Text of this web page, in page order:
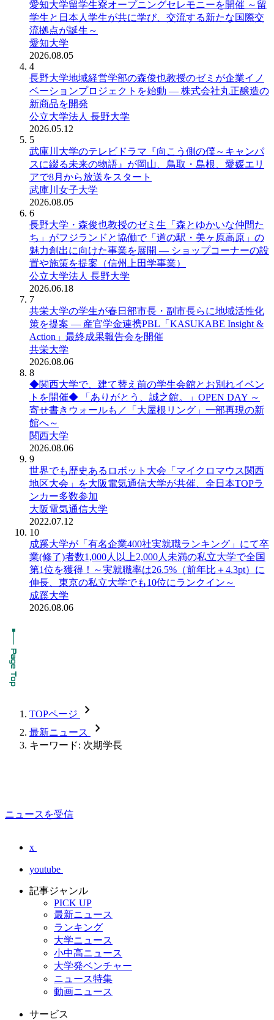
愛知大学留学生寮オープニングセレモニーを開催 ～留
学生と日本人学生が共に学び、交流する新たな国際交
流拠点が誕生～
愛知大学
2026.08.05
4
長野大学地域経営学部の森俊也教授のゼミが企業イノ
ベーションプロジェクトを始動 ― 株式会社丸正醸造の
新商品を開発
公立大学法人 長野大学
2026.05.12
5
武庫川大学のテレビドラマ『向こう側の僕～キャンパ
スに綴る未来の物語』が岡山、鳥取・島根、愛媛エリ
アで8月から放送をスタート
武庫川女子大学
2026.08.05
6
長野大学・森俊也教授のゼミ生「森とゆかいな仲間た
ち」がフジランドと協働で「道の駅・美ヶ原高原」の
魅力創出に向けた事業を展開 ― ショップコーナーの設
置や施策を提案（信州上田学事業）
公立大学法人 長野大学
2026.06.18
7
共栄大学の学生が春日部市長・副市長らに地域活性化
策を提案 ― 産官学金連携PBL「KASUKABE Insight &
Action」最終成果報告会を開催
共栄大学
2026.08.06
8
◆関西大学で、建て替え前の学生会館とお別れイベン
トを開催◆ 「ありがとう、誠之館。」OPEN DAY ～
寄せ書きウォールも／「大屋根リング」一部再現の新
館へ～
関西大学
2026.08.06
9
世界でも歴史あるロボット大会「マイクロマウス関西
地区大会」を大阪電気通信大学が共催、全日本TOPラ
ンカー多数参加
大阪電気通信大学
2022.07.12
10
成蹊大学が「有名企業400社実就職ランキング」にて卒
業(修了)者数1,000人以上2,000人未満の私立大学で全国
第1位を獲得！～実就職率は26.5%（前年比＋4.3pt）に
伸長、東京の私立大学でも10位にランクイン～
成蹊大学
2026.08.06
TOPページ chevron_forward
最新ニュース chevron_forward
キーワード: 次期学長
ニュースを受信
x
youtube
記事ジャンル
PICK UP
最新ニュース
ランキング
大学ニュース
小中高ニュース
大学発ベンチャー
ニュース特集
動画ニュース
サービス